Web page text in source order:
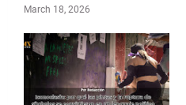
March 18, 2026